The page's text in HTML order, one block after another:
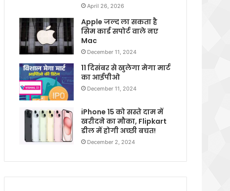
April 26, 2026
Apple जल्द ला सकता है
सिम कार्ड सपोर्ट वाले नए
Mac
December 11, 2024
11 दिसंबर से खुलेगा मेगा मार्ट
का आईपीओ
December 11, 2024
iPhone 15 को सस्ते दाम में
खरीदने का मौका, Flipkart
डील में होगी अच्छी बचत!
December 2, 2024